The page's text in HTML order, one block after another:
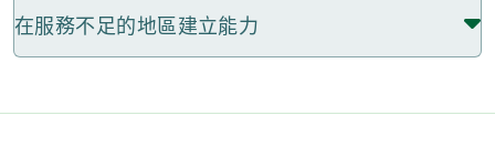
在服務不足的地區建立能力